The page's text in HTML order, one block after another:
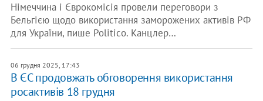
Німеччина і Єврокомісія провели переговори з
Бельгією щодо використання заморожених активів РФ
для України, пише Politico. Канцлер…
06 грудня 2025, 17:43
В ЄС продовжать обговорення використання
росактивів 18 грудня